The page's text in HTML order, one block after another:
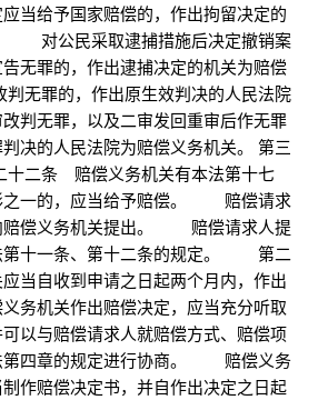
当给予国家赔偿的，作出拘留决定的
对公民采取逮捕措施后决定撤销案
无罪的，作出逮捕决定的机关为赔偿
罪的，作出原生效判决的人民法院
判无罪，以及二审发回重审后作无罪
决的人民法院为赔偿义务机关。 第三
条 赔偿义务机关有本法第十七
之一的，应当给予赔偿。 赔偿请求
赔偿义务机关提出。 赔偿请求人提
第十一条、第十二条的规定。 第二
当自收到申请之日起两个月内，作出
务机关作出赔偿决定，应当充分听取
以与赔偿请求人就赔偿方式、赔偿项
第四章的规定进行协商。 赔偿义务
作赔偿决定书，并自作出决定之日起